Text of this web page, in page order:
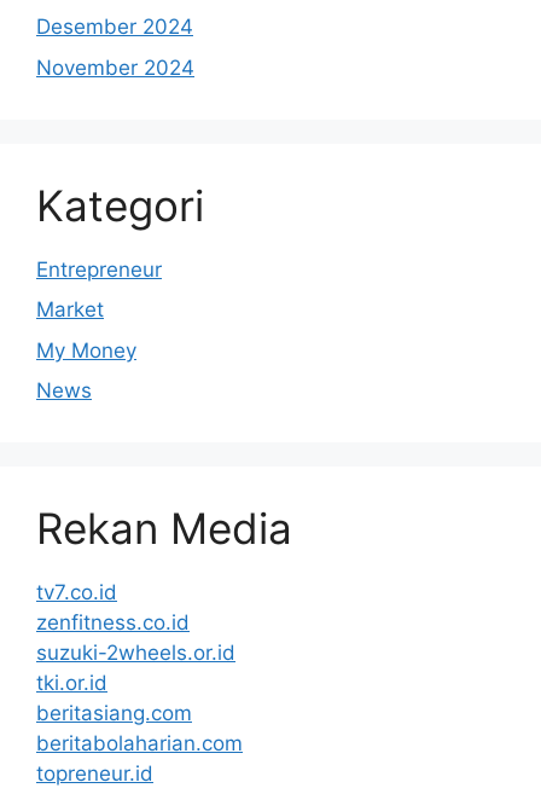
Desember 2024
November 2024
Kategori
Entrepreneur
Market
My Money
News
Rekan Media
tv7.co.id
zenfitness.co.id
suzuki-2wheels.or.id
tki.or.id
beritasiang.com
beritabolaharian.com
topreneur.id